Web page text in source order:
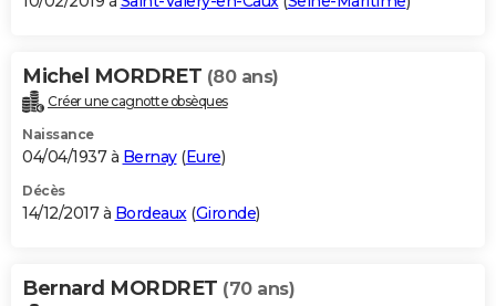
Michel MORDRET (80 ans)
Créer une cagnotte obsèques
Naissance
04/04/1937 à Bernay(Eure)
Décès
14/12/2017 à Bordeaux(Gironde)
Bernard MORDRET (70 ans)